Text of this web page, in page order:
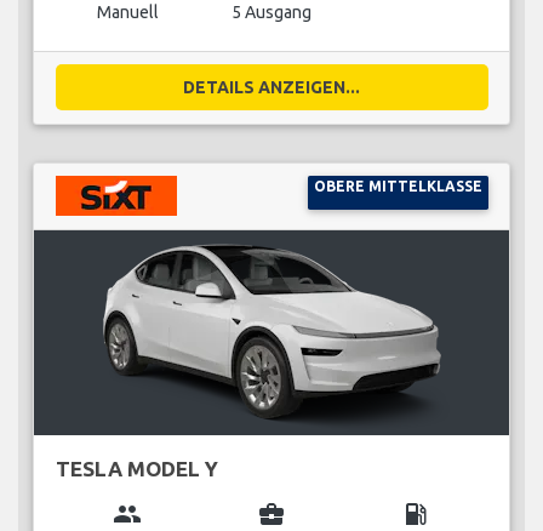
Manuell 5 Ausgang
DETAILS ANZEIGEN...
OBERE MITTELKLASSE
TESLA MODEL Y
group business_center local_gas_station